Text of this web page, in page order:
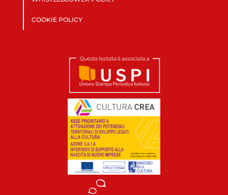
COOKIE POLICY